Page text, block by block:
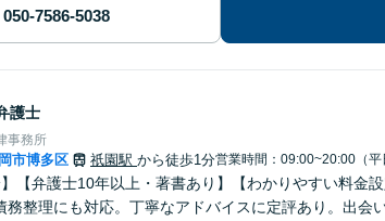
護士
事務所
市博多区 祇園駅 から徒歩1分営業時間：09:00~20:00（平
】【弁護士10年以上・著書あり】【わかりやすい料金
務整理にも対応。丁寧なアドバイスに定評あり。出会